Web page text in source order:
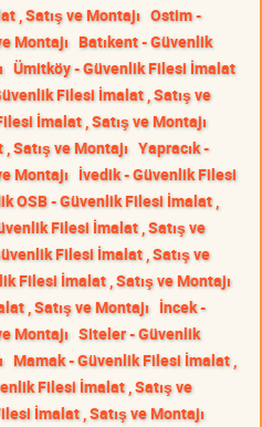
, Satış ve Montajı Ostim -
Montajı Batıkent - Güvenlik
Ümitköy - Güvenlik Filesi İmalat
Filesi İmalat , Satış ve
İmalat , Satış ve Montajı
Satış ve Montajı Yapracık -
Montajı İvedik - Güvenlik Filesi
OSB - Güvenlik Filesi İmalat ,
Filesi İmalat , Satış ve
Filesi İmalat , Satış ve
Filesi İmalat , Satış ve Montajı
, Satış ve Montajı İncek -
Montajı Siteler - Güvenlik
Mamak - Güvenlik Filesi İmalat ,
Filesi İmalat , Satış ve
İmalat , Satış ve Montajı